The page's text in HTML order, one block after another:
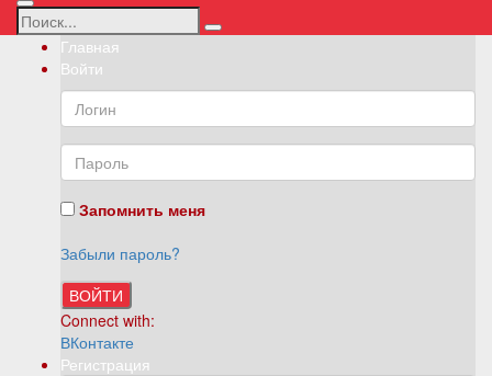
Главная
Войти
Запомнить меня
Забыли пароль?
ВОЙТИ
Connect with:
ВКонтакте
Регистрация